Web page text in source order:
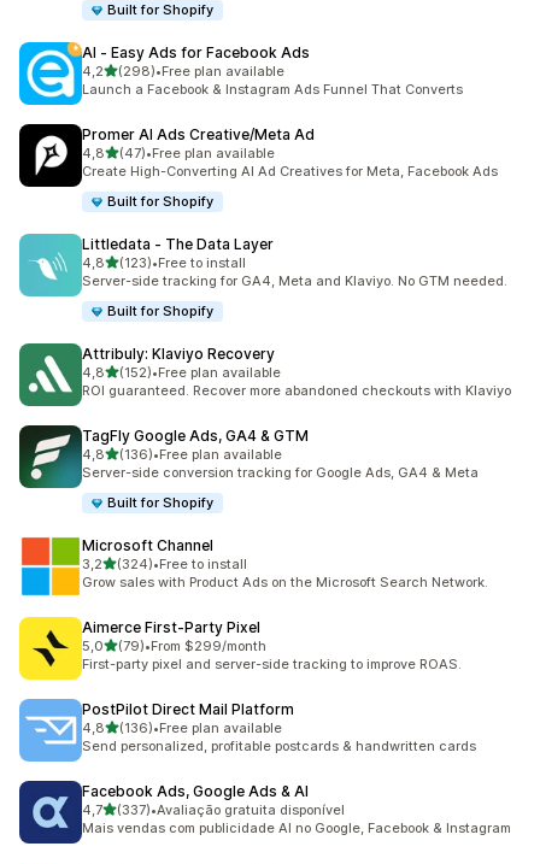
Built for Shopify
AI ‑ Easy Ads for Facebook Ads
4,2de 5 estrelas
(298)
298 total de avaliações
•Free plan available
Launch a Facebook & Instagram Ads Funnel That Converts
Promer AI Ads Creative/Meta Ad
4,8de 5 estrelas
(47)
47 total de avaliações
•Free plan available
Create High-Converting AI Ad Creatives for Meta, Facebook Ads
Built for Shopify
Littledata ‑ The Data Layer
4,8de 5 estrelas
(123)
123 total de avaliações
•Free to install
Server-side tracking for GA4, Meta and Klaviyo. No GTM needed.
Built for Shopify
Attribuly: Klaviyo Recovery
4,8de 5 estrelas
(152)
152 total de avaliações
•Free plan available
ROI guaranteed. Recover more abandoned checkouts with Klaviyo
TagFly Google Ads, GA4 & GTM
4,8de 5 estrelas
(136)
136 total de avaliações
•Free plan available
Server-side conversion tracking for Google Ads, GA4 & Meta
Built for Shopify
Microsoft Channel
3,2de 5 estrelas
(324)
324 total de avaliações
•Free to install
Grow sales with Product Ads on the Microsoft Search Network.
Aimerce First‑Party Pixel
5,0de 5 estrelas
(79)
79 total de avaliações
•From $299/month
First-party pixel and server-side tracking to improve ROAS.
PostPilot Direct Mail Platform
4,8de 5 estrelas
(136)
136 total de avaliações
•Free plan available
Send personalized, profitable postcards & handwritten cards
Facebook Ads, Google Ads & AI
4,7de 5 estrelas
(337)
337 total de avaliações
•Avaliação gratuita disponível
Mais vendas com publicidade AI no Google, Facebook & Instagram